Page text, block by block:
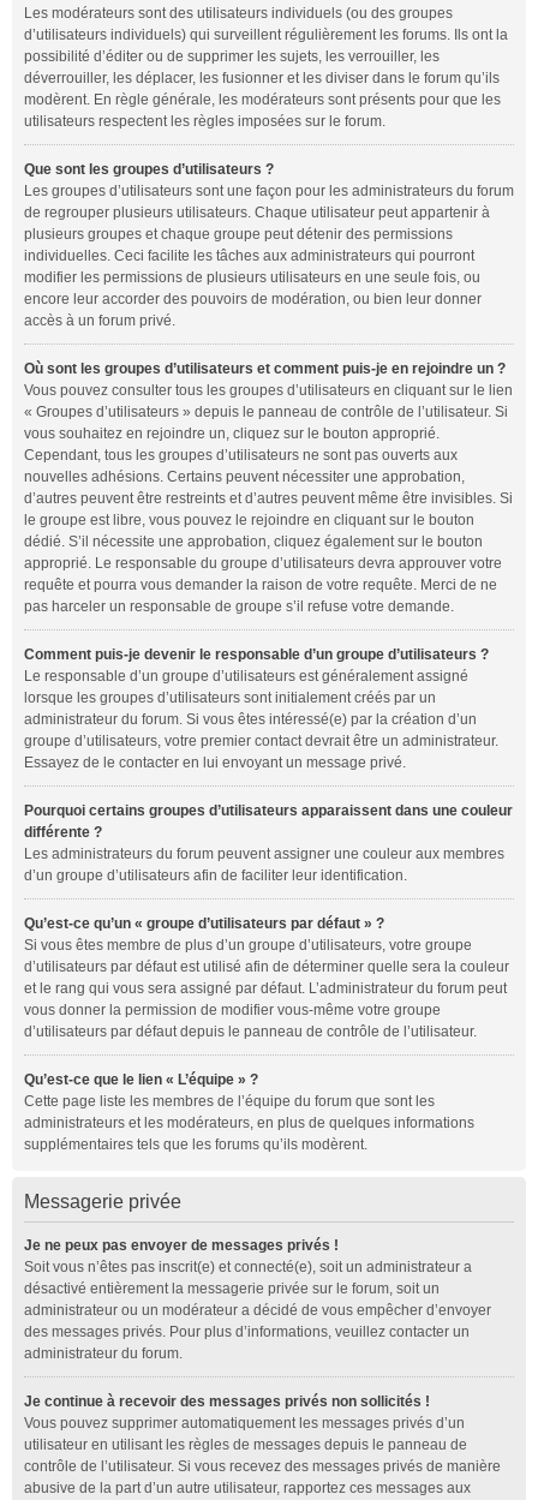
Les modérateurs sont des utilisateurs individuels (ou des groupes
d’utilisateurs individuels) qui surveillent régulièrement les forums. Ils ont la
possibilité d’éditer ou de supprimer les sujets, les verrouiller, les
déverrouiller, les déplacer, les fusionner et les diviser dans le forum qu’ils
modèrent. En règle générale, les modérateurs sont présents pour que les
utilisateurs respectent les règles imposées sur le forum.
Que sont les groupes d’utilisateurs ?
Les groupes d’utilisateurs sont une façon pour les administrateurs du forum
de regrouper plusieurs utilisateurs. Chaque utilisateur peut appartenir à
plusieurs groupes et chaque groupe peut détenir des permissions
individuelles. Ceci facilite les tâches aux administrateurs qui pourront
modifier les permissions de plusieurs utilisateurs en une seule fois, ou
encore leur accorder des pouvoirs de modération, ou bien leur donner
accès à un forum privé.
Où sont les groupes d’utilisateurs et comment puis-je en rejoindre un ?
Vous pouvez consulter tous les groupes d’utilisateurs en cliquant sur le lien
« Groupes d’utilisateurs » depuis le panneau de contrôle de l’utilisateur. Si
vous souhaitez en rejoindre un, cliquez sur le bouton approprié.
Cependant, tous les groupes d’utilisateurs ne sont pas ouverts aux
nouvelles adhésions. Certains peuvent nécessiter une approbation,
d’autres peuvent être restreints et d’autres peuvent même être invisibles. Si
le groupe est libre, vous pouvez le rejoindre en cliquant sur le bouton
dédié. S’il nécessite une approbation, cliquez également sur le bouton
approprié. Le responsable du groupe d’utilisateurs devra approuver votre
requête et pourra vous demander la raison de votre requête. Merci de ne
pas harceler un responsable de groupe s’il refuse votre demande.
Comment puis-je devenir le responsable d’un groupe d’utilisateurs ?
Le responsable d’un groupe d’utilisateurs est généralement assigné
lorsque les groupes d’utilisateurs sont initialement créés par un
administrateur du forum. Si vous êtes intéressé(e) par la création d’un
groupe d’utilisateurs, votre premier contact devrait être un administrateur.
Essayez de le contacter en lui envoyant un message privé.
Pourquoi certains groupes d’utilisateurs apparaissent dans une couleur
différente ?
Les administrateurs du forum peuvent assigner une couleur aux membres
d’un groupe d’utilisateurs afin de faciliter leur identification.
Qu’est-ce qu’un « groupe d’utilisateurs par défaut » ?
Si vous êtes membre de plus d’un groupe d’utilisateurs, votre groupe
d’utilisateurs par défaut est utilisé afin de déterminer quelle sera la couleur
et le rang qui vous sera assigné par défaut. L’administrateur du forum peut
vous donner la permission de modifier vous-même votre groupe
d’utilisateurs par défaut depuis le panneau de contrôle de l’utilisateur.
Qu’est-ce que le lien « L’équipe » ?
Cette page liste les membres de l’équipe du forum que sont les
administrateurs et les modérateurs, en plus de quelques informations
supplémentaires tels que les forums qu’ils modèrent.
Messagerie privée
Je ne peux pas envoyer de messages privés !
Soit vous n’êtes pas inscrit(e) et connecté(e), soit un administrateur a
désactivé entièrement la messagerie privée sur le forum, soit un
administrateur ou un modérateur a décidé de vous empêcher d’envoyer
des messages privés. Pour plus d’informations, veuillez contacter un
administrateur du forum.
Je continue à recevoir des messages privés non sollicités !
Vous pouvez supprimer automatiquement les messages privés d’un
utilisateur en utilisant les règles de messages depuis le panneau de
contrôle de l’utilisateur. Si vous recevez des messages privés de manière
abusive de la part d’un autre utilisateur, rapportez ces messages aux